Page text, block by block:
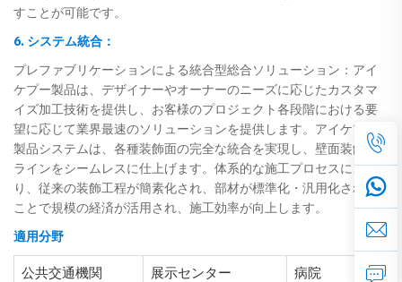
すことが可能です。
6. システム統合：
プレファブリケーションによる統合型総合ソリューション：アイ
ケプー製品は、デザイナーやオーナーのニーズに応じたカスタマ
イズ加工技術を提供し、お客様のプロジェクト各段階における要
望に応じて業界最速のソリューションを提供します。アイケプー
製品システムは、各種装飾面の完全な統合を実現し、壁面装飾の
ラインをシームレスに仕上げます。体系的な施工プロセスによ
り、従来の装飾工程が簡素化され、部材が標準化・汎用化される
ことで規模の経済が活用され、施工効率が向上します。
適用分野
公共交通機関 展示センター
病院